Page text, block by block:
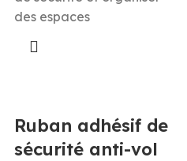
des espaces
Ruban adhésif de
sécurité anti-vol